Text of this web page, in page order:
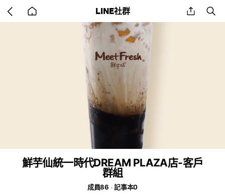
back
to
LINE社群 share
鮮芋仙統一時代DREAM PLAZA店-客戶
群組
成員86
記事本0